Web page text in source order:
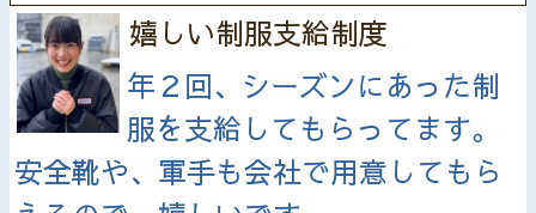
嬉しい制服支給制度
年２回、シーズンにあった制
服を支給してもらってます。
安全靴や、軍手も会社で用意してもら